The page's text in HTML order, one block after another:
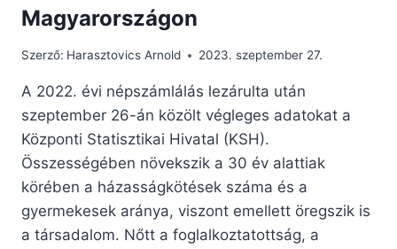
Magyarországon
Szerző: Harasztovics Arnold 2023. szeptember 27.
A 2022. évi népszámlálás lezárulta után
szeptember 26-án közölt végleges adatokat a
Központi Statisztikai Hivatal (KSH).
Összességében növekszik a 30 év alattiak
körében a házasságkötések száma és a
gyermekesek aránya, viszont emellett öregszik is
a társadalom. Nőtt a foglalkoztatottság, a